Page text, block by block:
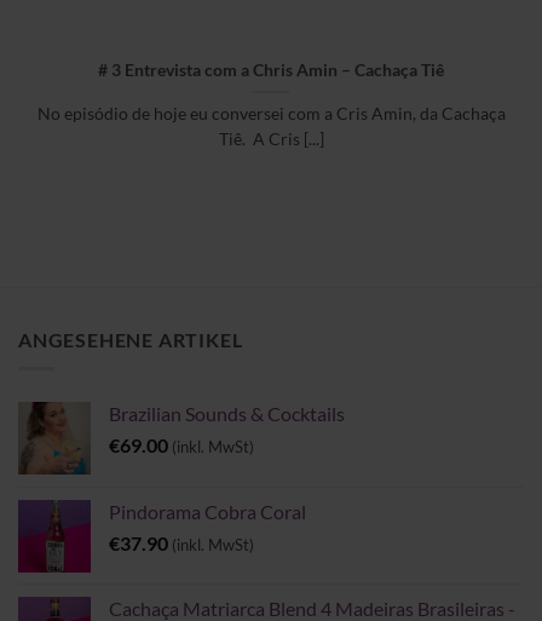
# 3 Entrevista com a Chris Amin – Cachaça Tiê
No episódio de hoje eu conversei com a Cris Amin, da Cachaça
Tiê. A Cris [...]
ANGESEHENE ARTIKEL
Brazilian Sounds & Cocktails
€69.00 (inkl. MwSt)
Pindorama Cobra Coral
€37.90 (inkl. MwSt)
Cachaça Matriarca Blend 4 Madeiras Brasileiras -